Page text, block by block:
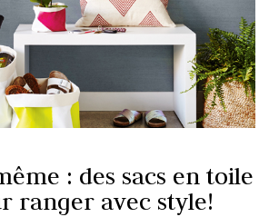
: des sacs en toile
ranger avec style!